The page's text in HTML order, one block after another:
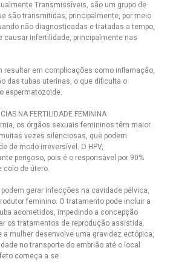
Transmissíveis, são um grupo de
são transmitidas, principalmente, por meio
não diagnosticadas e tratadas a tempo,
causar infertilidade, principalmente nas
resultar em complicações como inflamação,
das tubas uterinas, o que dificulta o
espermatozoide.
NA FERTILIDADE FEMININA
os órgãos sexuais femininos têm maior
vezes silenciosas, que podem
de modo irreversível. O HPV,
perigoso, pois é o responsável por 90%
colo de útero.
gerar infecções na cavidade pélvica,
feminino. O tratamento pode incluir a
acometidos, impedindo a concepção
os tratamentos de reprodução assistida.
a mulher desenvolve uma gravidez ectópica,
no transporte do embrião até o local
começa a se